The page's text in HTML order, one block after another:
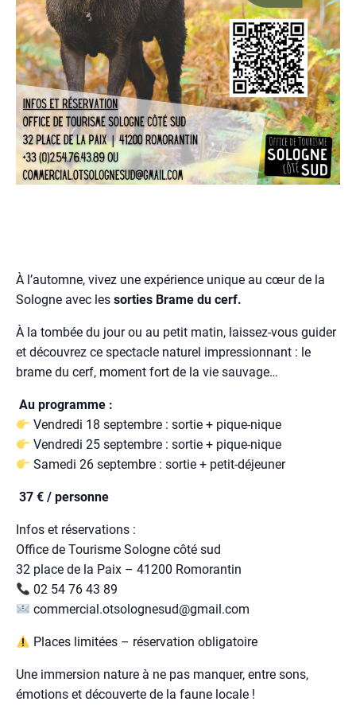
À l’automne, vivez une expérience unique au cœur de la
Sologne avec les sorties Brame du cerf.
À la tombée du jour ou au petit matin, laissez-vous guider
et découvrez ce spectacle naturel impressionnant : le
brame du cerf, moment fort de la vie sauvage…
Au programme :
Vendredi 18 septembre : sortie + pique-nique
Vendredi 25 septembre : sortie + pique-nique
Samedi 26 septembre : sortie + petit-déjeuner
37 € / personne
Infos et réservations :
Office de Tourisme Sologne côté sud
32 place de la Paix – 41200 Romorantin
02 54 76 43 89
commercial.otsolognesud@gmail.com
Places limitées – réservation obligatoire
Une immersion nature à ne pas manquer, entre sons,
émotions et découverte de la faune locale !